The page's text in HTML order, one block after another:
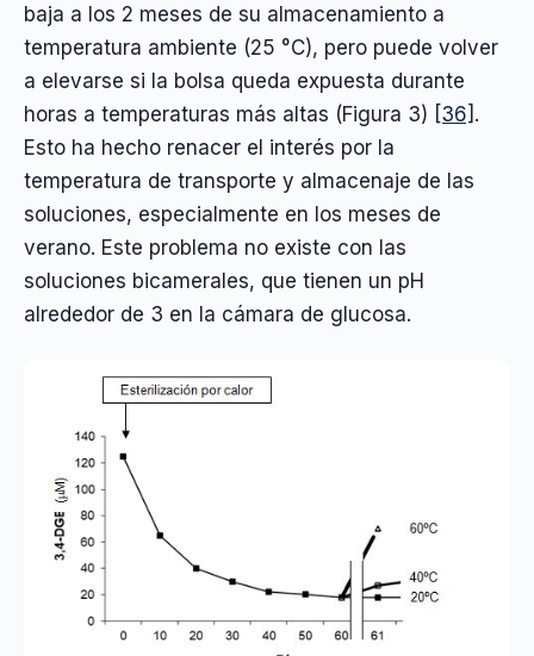
baja a los 2 meses de su almacenamiento a
temperatura ambiente (25 °C), pero puede volver
a elevarse si la bolsa queda expuesta durante
horas a temperaturas más altas (Figura 3) [36] .
Esto ha hecho renacer el interés por la
temperatura de transporte y almacenaje de las
soluciones, especialmente en los meses de
verano. Este problema no existe con las
soluciones bicamerales, que tienen un pH
alrededor de 3 en la cámara de glucosa.